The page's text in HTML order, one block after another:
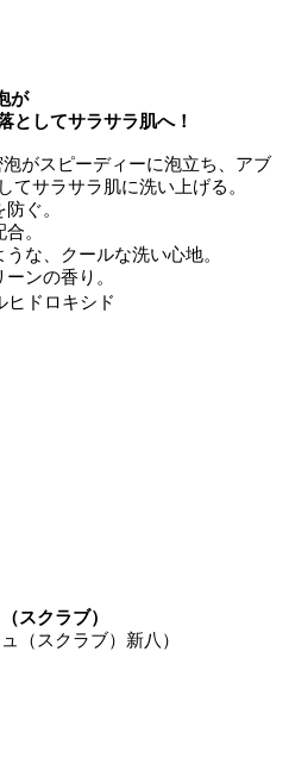
が
としてサラサラ肌へ！
がスピーディーに泡立ち、アブ
てサラサラ肌に洗い上げる。
ぐ。
。
な、クールな洗い心地。
ンの香り。
ドロキシド
スクラブ）
（スクラブ）新八）